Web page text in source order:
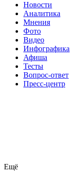
Новости
Аналитика
Мнения
Фото
Видео
Инфографика
Афиша
Тесты
Вопрос-ответ
Пресс-центр
Ещё